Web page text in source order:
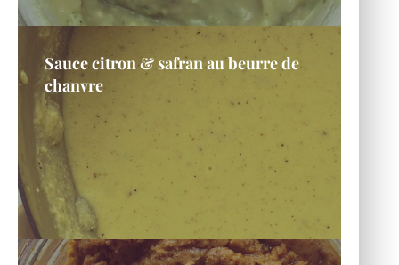
Sauce citron & safran au beurre de
chanvre